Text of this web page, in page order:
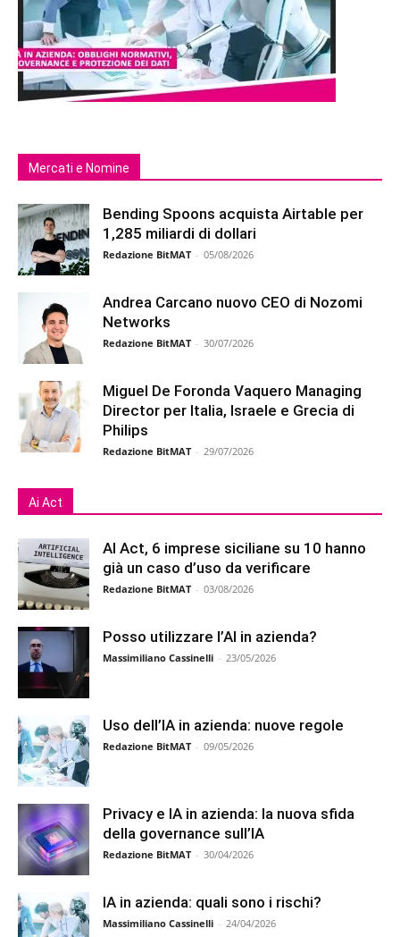
Mercati e Nomine
Bending Spoons acquista Airtable per
1,285 miliardi di dollari
Redazione BitMAT - 05/08/2026
Andrea Carcano nuovo CEO di Nozomi
Networks
Redazione BitMAT - 30/07/2026
Miguel De Foronda Vaquero Managing
Director per Italia, Israele e Grecia di
Philips
Redazione BitMAT - 29/07/2026
Ai Act
AI Act, 6 imprese siciliane su 10 hanno
già un caso d’uso da verificare
Redazione BitMAT - 03/08/2026
Posso utilizzare l’AI in azienda?
Massimiliano Cassinelli - 23/05/2026
Uso dell’IA in azienda: nuove regole
Redazione BitMAT - 09/05/2026
Privacy e IA in azienda: la nuova sfida
della governance sull’IA
Redazione BitMAT - 30/04/2026
IA in azienda: quali sono i rischi?
Massimiliano Cassinelli - 24/04/2026